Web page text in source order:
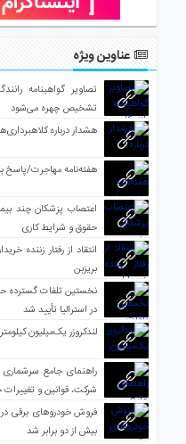
عناوین ویژه
تصاویر گواهینامه
تشخیص چهره می‌شود
هشدار درباره
هفته‌نامه مهاجرت/پاسخ به
اعتصاب پزشکان چند
حقوق و شرایط کاری
انتقاد از رفتار زننده
بریزبن
نخستین تلفات گسترده
در استرالیا تأیید شد
لندکروزر یک‌میلیون
شرکت، قوانین و
فروش خودروهای برقی در
بیش از دو برابر شد